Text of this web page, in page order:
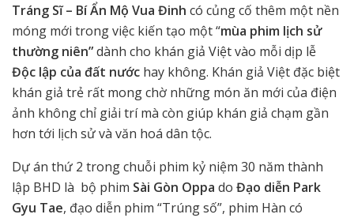
Tráng Sĩ – Bí Ẩn Mộ Vua Đinh có củng cố thêm một nền
móng mới trong việc kiến tạo một “mùa phim lịch sử
thường niên”dành cho khán giả Việt vào mỗi dịp lễ
Độc lập của đất nước hay không. Khán giả Việt đặc biệt
khán giả trẻ rất mong chờ những món ăn mới của điện
ảnh không chỉ giải trí mà còn giúp khán giả chạm gần
hơn tới lịch sử và văn hoá dân tộc.
Dự án thứ 2 trong chuỗi phim kỷ niệm 30 năm thành
lập BHD là bộ phim Sài Gòn Oppa do Đạo diễn Park
Gyu Tae, đạo diễn phim “Trúng số”, phim Hàn có